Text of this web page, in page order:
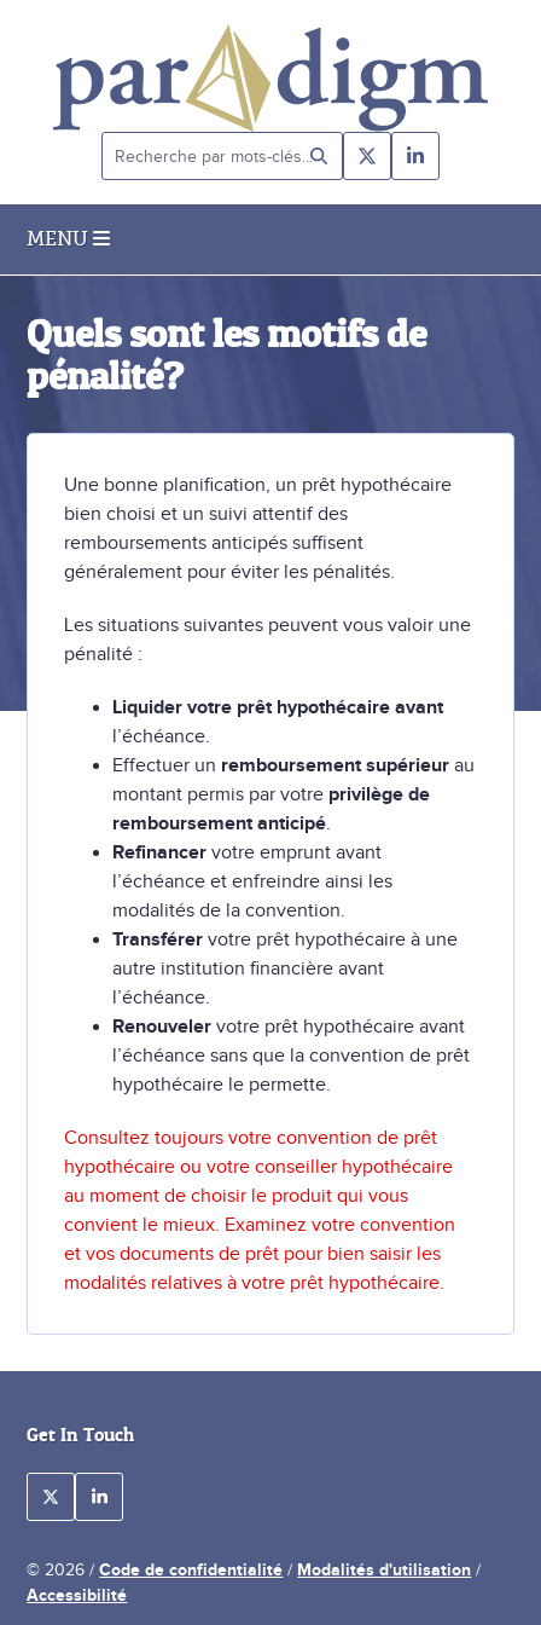
Recherche
par
mots-
clés...
MENU
Quels sont les motifs de
pénalité?
Une bonne planification, un prêt hypothécaire
bien choisi et un suivi attentif des
remboursements anticipés suffisent
généralement pour éviter les pénalités.
Les situations suivantes peuvent vous valoir une
pénalité :
Liquider votre prêt hypothécaire avant
l’échéance.
Effectuer un remboursement supérieurau
montant permis par votre privilège de
remboursement anticipé.
Refinancervotre emprunt avant
l’échéance et enfreindre ainsi les
modalités de la convention.
Transférervotre prêt hypothécaire à une
autre institution financière avant
l’échéance.
Renouvelervotre prêt hypothécaire avant
l’échéance sans que la convention de prêt
hypothécaire le permette.
Consultez toujours votre convention de prêt
hypothécaire ou votre conseiller hypothécaire
au moment de choisir le produit qui vous
convient le mieux. Examinez votre convention
et vos documents de prêt pour bien saisir les
modalités relatives à votre prêt hypothécaire.
Get In Touch
© 2026 /Code de confidentialité / Modalités d'utilisation /
Accessibilité